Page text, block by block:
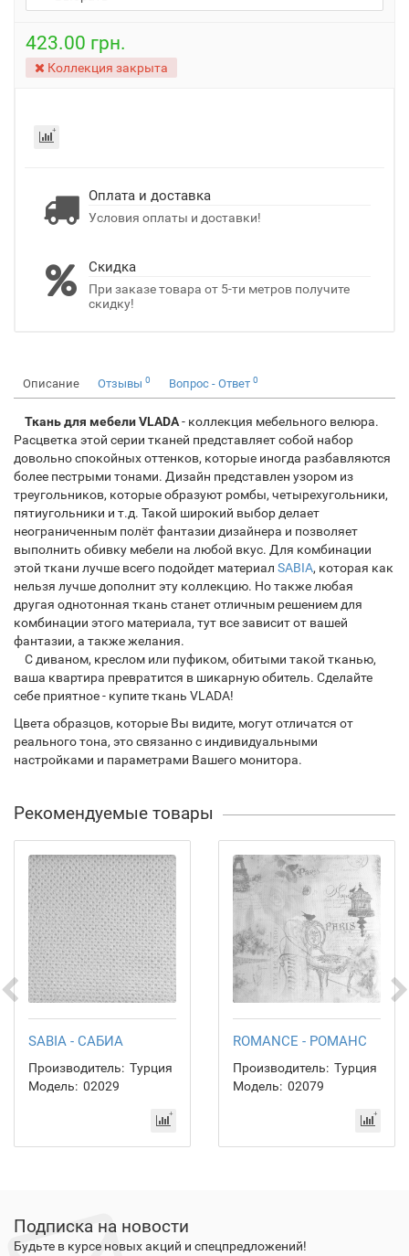
423.00 грн.
Коллекция закрыта
Оплата и доставка
Условия оплаты и доставки!
Скидка
При заказе товара от 5-ти метров получите
скидку!
Описание Отзывы 0 Вопрос - Ответ 0
Ткань для мебели VLADA- коллекция мебельного велюра.
Расцветка этой серии тканей представляет собой набор
довольно спокойных оттенков, которые иногда разбавляются
более пестрыми тонами. Дизайн представлен узором из
треугольников, которые образуют ромбы, четырехугольники,
пятиугольники и т.д. Такой широкий выбор делает
неограниченным полёт фантазии дизайнера и позволяет
выполнить обивку мебели на любой вкус. Для комбинации
этой ткани лучше всего подойдет материал SABIA, которая как
нельзя лучше дополнит эту коллекцию. Но также любая
другая однотонная ткань станет отличным решением для
комбинации этого материала, тут все зависит от вашей
фантазии, а также желания.
С диваном, креслом или пуфиком, обитыми такой тканью,
ваша квартира превратится в шикарную обитель. Сделайте
себе приятное - купите ткань VLADA!
Цвета образцов, которые Вы видите, могут отличатся от
реального тона, это связанно с индивидуальными
настройками и параметрами Вашего монитора.
Рекомендуемые товары
SABIA - САБИА
Производитель: Турция
Модель: 02029
ROMANCE - РОМАНС
Производитель: Турция
Модель: 02079
Подписка на новости
Будьте в курсе новых акций и спецпредложений!